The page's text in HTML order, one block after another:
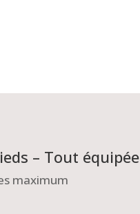
– Tout équipée
maximum